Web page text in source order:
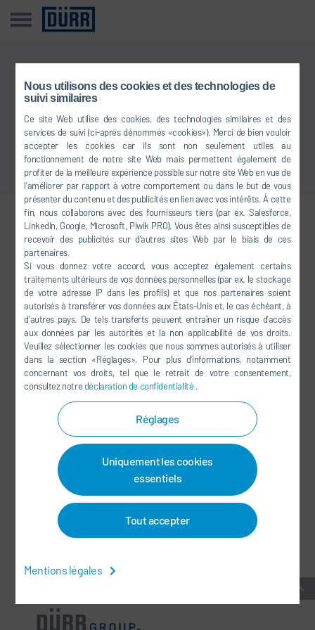
Nous utilisons des cookies et des technologies de
suivi similaires
Ce site Web utilise des cookies, des technologies similaires et des
services de suivi (ci-après dénommés «cookies»). Merci de bien vouloir
accepter les cookies car ils sont non seulement utiles au
fonctionnement de notre site Web mais permettent également de
profiter de la meilleure expérience possible sur notre site Web en vue de
l’améliorer par rapport à votre comportement ou dans le but de vous
présenter du contenu et des publicités en lien avec vos intérêts. À cette
fin, nous collaborons avec des fournisseurs tiers (par ex. Salesforce,
LinkedIn, Google, Microsoft, Piwik PRO). Vous êtes ainsi susceptibles de
recevoir des publicités sur d’autres sites Web par le biais de ces
partenaires.
Si vous donnez votre accord, vous acceptez également certains
traitements ultérieurs de vos données personnelles (par ex. le stockage
de votre adresse IP dans les profils) et que nos partenaires soient
autorisés à transférer vos données aux États-Unis et, le cas échéant, à
d’autres pays. De tels transferts peuvent entraîner un risque d’accès
aux données par les autorités et la non applicabilité de vos droits.
Veuillez sélectionner les cookies que nous sommes autorisés à utiliser
dans la section «Réglages». Pour plus d’informations, notamment
concernant vos droits, tel que le retrait de votre consentement,
consultez notredéclaration de confidentialité .
Réglages
Uniquement les cookies
essentiels
Tout accepter
Mentions légales
Cette information n’est pas disponible dans votre langue
Retour à l'aperçu
Venez nous rejoindre sur les
réseaux sociaux
FACEBOOK
YOUTUBE
LINKEDIN
INSTAGRAM
RÉSEAUX SOCIAUX
BULLETIN D'INFORMATION
CONTACT / SITES